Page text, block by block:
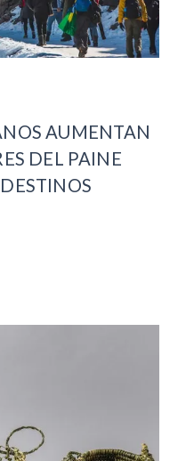
AUMENTAN
DEL PAINE